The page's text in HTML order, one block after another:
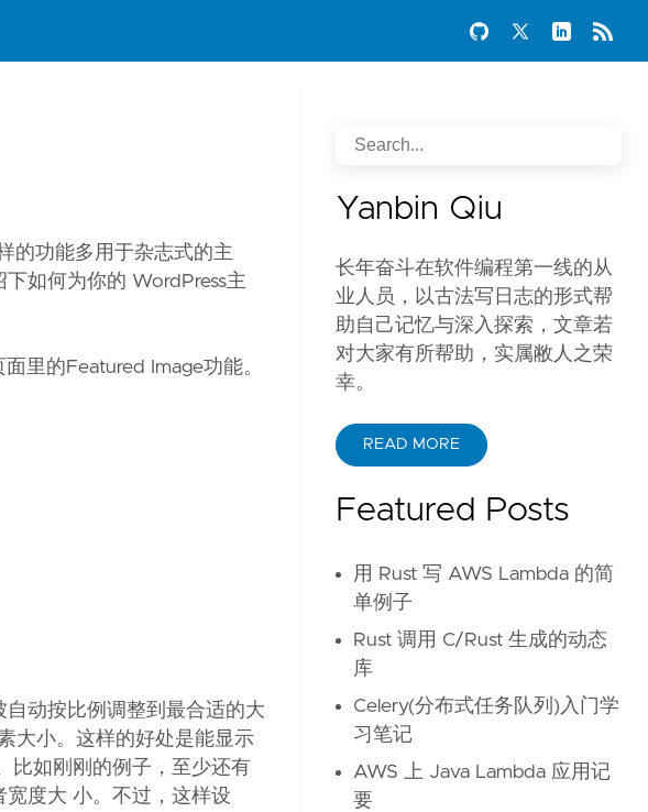
的功能多用于杂志式的主
如何为你的 WordPress主
里的Featured Image功能。
动按比例调整到最合适的大
大小。这样的好处是能显示
比如刚刚的例子，至少还有
度大 小。不过，这样设
Yanbin Qiu
长年奋斗在软件编程第一线的从
业人员，以古法写日志的形式帮
助自己记忆与深入探索，文章若
对大家有所帮助，实属敝人之荣
幸。
READ MORE
Featured Posts
用 Rust 写 AWS Lambda 的简
单例子
Rust 调用 C/Rust 生成的动态
库
Celery(分布式任务队列)入门学
习笔记
AWS 上 Java Lambda 应用记
要